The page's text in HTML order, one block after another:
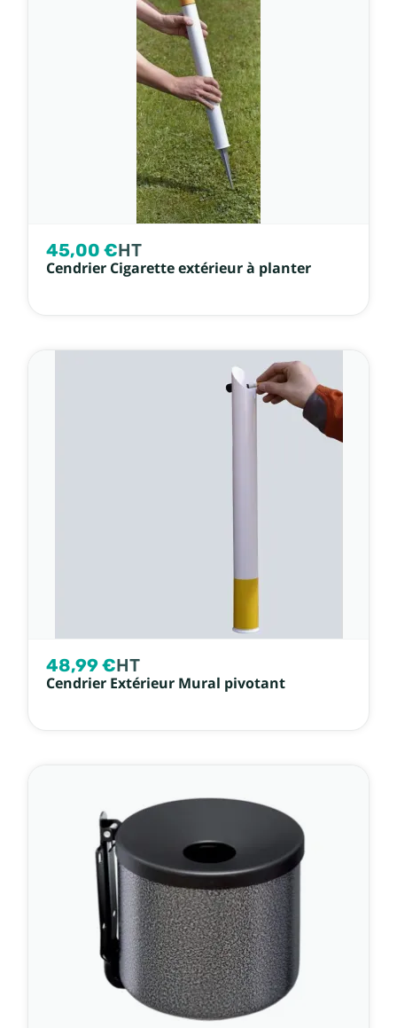
45,00 €HT
Cendrier Cigarette extérieur à planter
48,99 €HT
Cendrier Extérieur Mural pivotant